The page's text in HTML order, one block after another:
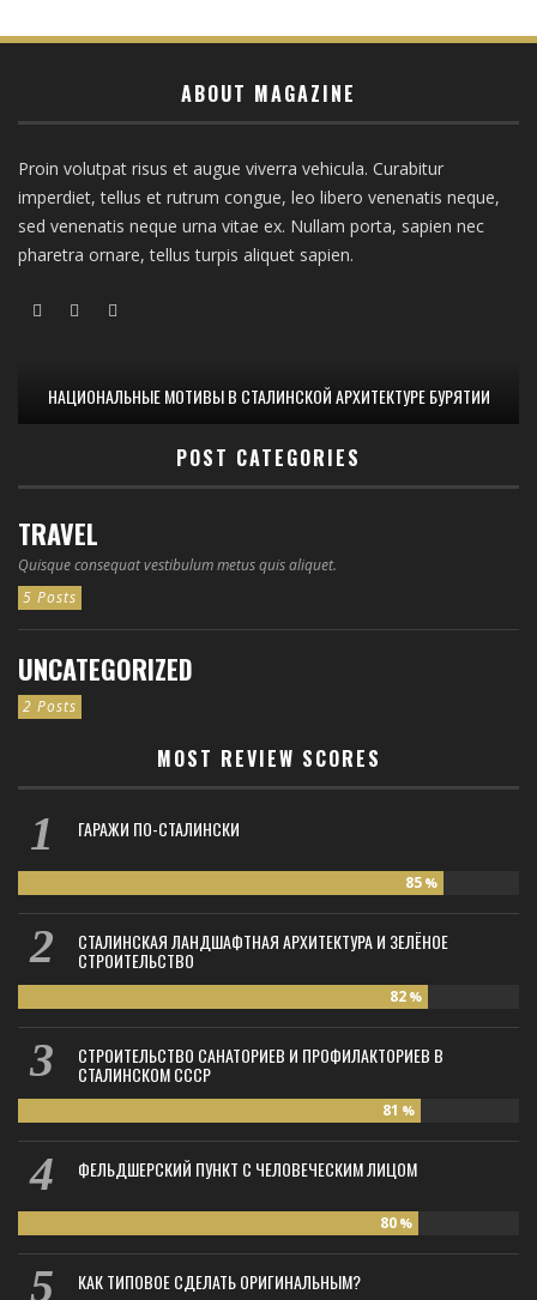
ABOUT MAGAZINE
Proin volutpat risus et augue viverra vehicula. Curabitur
imperdiet, tellus et rutrum congue, leo libero venenatis neque,
sed venenatis neque urna vitae ex. Nullam porta, sapien nec
pharetra ornare, tellus turpis aliquet sapien.
НАЦИОНАЛЬНЫЕ МОТИВЫ В СТАЛИНСКОЙ АРХИТЕКТУРЕ БУРЯТИИ
POST CATEGORIES
TRAVEL
Quisque consequat vestibulum metus quis aliquet.
5 Posts
UNCATEGORIZED
2 Posts
MOST REVIEW SCORES
ГАРАЖИ ПО-СТАЛИНСКИ
85 %
СТАЛИНСКАЯ ЛАНДШАФТНАЯ АРХИТЕКТУРА И ЗЕЛЁНОЕ
СТРОИТЕЛЬСТВО
82 %
СТРОИТЕЛЬСТВО САНАТОРИЕВ И ПРОФИЛАКТОРИЕВ В
СТАЛИНСКОМ СССР
81 %
ФЕЛЬДШЕРСКИЙ ПУНКТ С ЧЕЛОВЕЧЕСКИМ ЛИЦОМ
80 %
КАК ТИПОВОЕ СДЕЛАТЬ ОРИГИНАЛЬНЫМ?